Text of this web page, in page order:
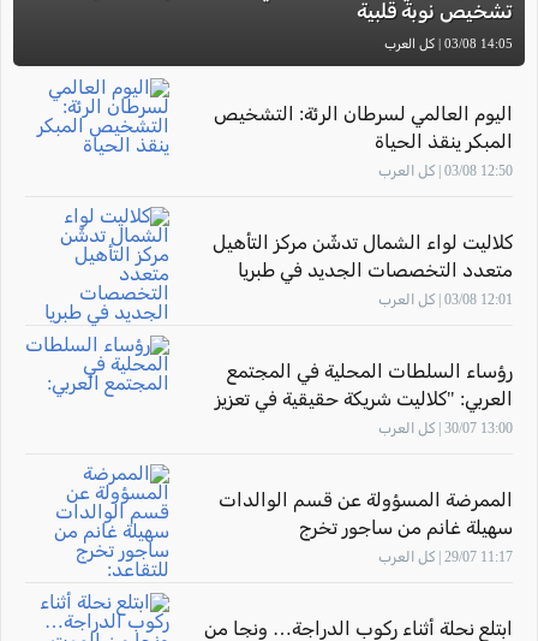
تشخيص نوبة قلبية
14:05 03/08 | كل العرب
اليوم العالمي لسرطان الرئة: التشخيص
المبكر ينقذ الحياة
12:50 03/08 | كل العرب
كلاليت لواء الشمال تدشّن مركز التأهيل
متعدد التخصصات الجديد في طبريا
12:01 03/08 | كل العرب
رؤساء السلطات المحلية في المجتمع
العربي: "كلاليت شريكة حقيقية في تعزيز
صحة أهالينا"
13:00 30/07 | كل العرب
الممرضة المسؤولة عن قسم الوالدات
سهيلة غانم من ساجور تخرج
للتقاعد: "أشعر بالفخر لأنني ساهمت في
11:17 29/07 | كل العرب
ابتلع نحلة أثناء ركوب الدراجة… ونجا من